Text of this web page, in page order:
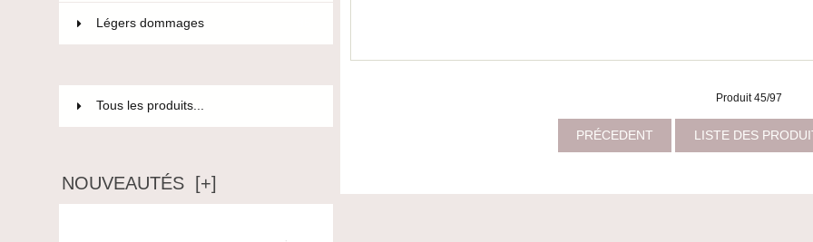
Légers dommages
Tous les produits...
NOUVEAUTÉS [+]
Produit 45/97
PRÉCEDENT LISTE DES